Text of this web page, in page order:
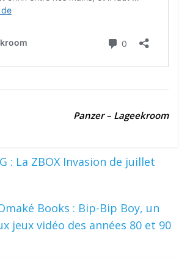
Panzer – Lageekroom
: La ZBOX Invasion de juillet
Books : Bip-Bip Boy, un
jeux vidéo des années 80 et 90